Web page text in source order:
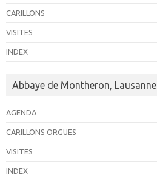
CARILLONS
VISITES
INDEX
Abbaye de Montheron, Lausanne
AGENDA
CARILLONS ORGUES
VISITES
INDEX